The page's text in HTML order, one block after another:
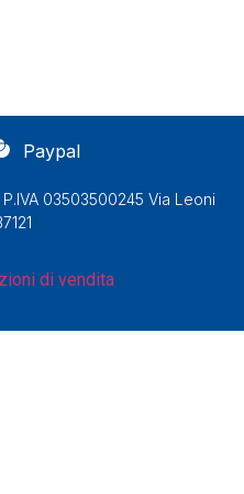
Paypal
03503500245 Via Leoni
di vendita